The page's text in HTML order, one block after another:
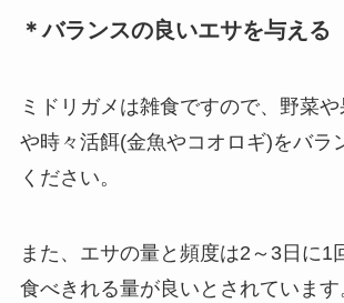
＊バランスの良いエサを与える
ミドリガメは雑食ですので、野菜
や時々活餌(金魚やコオロギ)をバラ
ください。
また、エサの量と頻度は2～3日に1
食べきれる量が良いとされています